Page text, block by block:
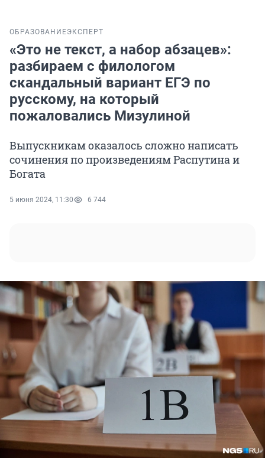
ОБРАЗОВАНИЕЭКСПЕРТ
«Это не текст, а набор абзацев»:
разбираем с филологом
скандальный вариант ЕГЭ по
русскому, на который
пожаловались Мизулиной
Выпускникам оказалось сложно написать
сочинения по произведениям Распутина и
Богата
5 июня 2024, 11:30 6 744